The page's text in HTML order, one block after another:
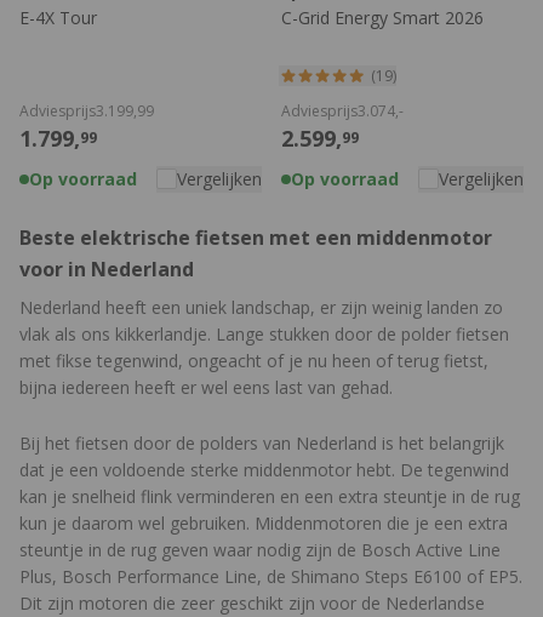
E-4X Tour
1.799,99
Adviesprijs3.199,99
Op voorraad Vergelijken
C-Grid Energy Smart 2026
(19)
2.599,99
Adviesprijs3.074,-
Op voorraad Vergelijken
Beste elektrische fietsen met een middenmotor
voor in Nederland
Nederland heeft een uniek landschap, er zijn weinig landen zo
vlak als ons kikkerlandje. Lange stukken door de polder fietsen
met fikse tegenwind, ongeacht of je nu heen of terug fietst,
bijna iedereen heeft er wel eens last van gehad.
Bij het fietsen door de polders van Nederland is het belangrijk
dat je een voldoende sterke middenmotor hebt. De tegenwind
kan je snelheid flink verminderen en een extra steuntje in de rug
kun je daarom wel gebruiken. Middenmotoren die je een extra
steuntje in de rug geven waar nodig zijn de Bosch Active Line
Plus, Bosch Performance Line, de Shimano Steps E6100 of EP5.
Dit zijn motoren die zeer geschikt zijn voor de Nederlandse